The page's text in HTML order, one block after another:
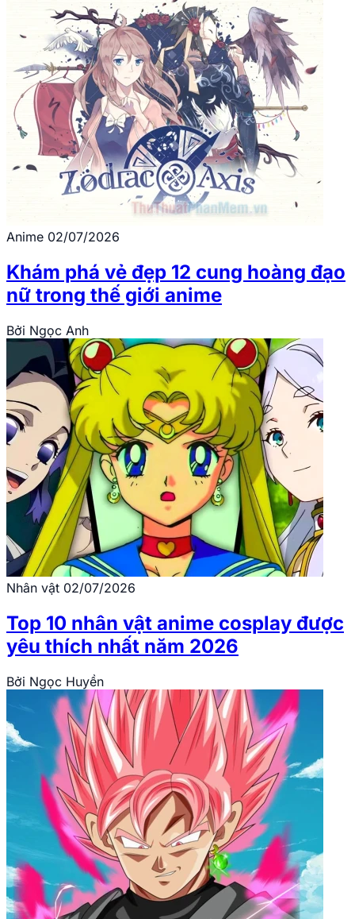
Anime 02/07/2026
Khám phá vẻ đẹp 12 cung hoàng đạo
nữ trong thế giới anime
Bởi Ngọc Anh
Nhân vật 02/07/2026
Top 10 nhân vật anime cosplay được
yêu thích nhất năm 2026
Bởi Ngọc Huyền